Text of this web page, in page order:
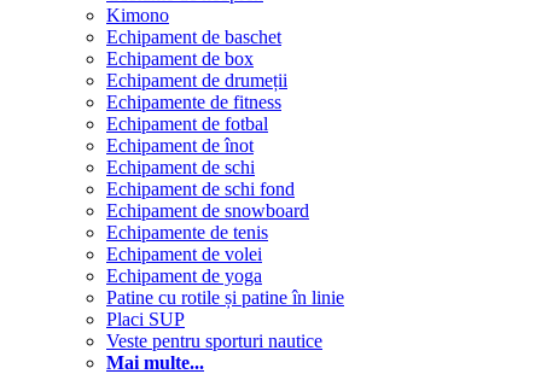
Kimono
Echipament de baschet
Echipament de box
Echipament de drumeții
Echipamente de fitness
Echipament de fotbal
Echipament de înot
Echipament de schi
Echipament de schi fond
Echipament de snowboard
Echipamente de tenis
Echipament de volei
Echipament de yoga
Patine cu rotile și patine în linie
Placi SUP
Veste pentru sporturi nautice
Mai multe...